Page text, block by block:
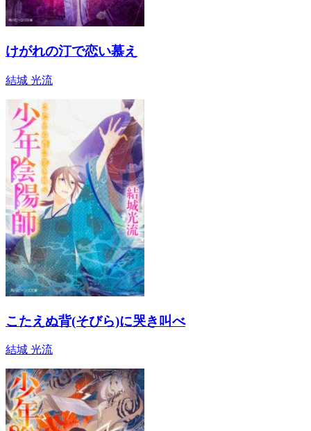
けがれの汀で恋い慕え
結城 光流
こたえぬ背(そびら)に哭き叫べ
結城 光流